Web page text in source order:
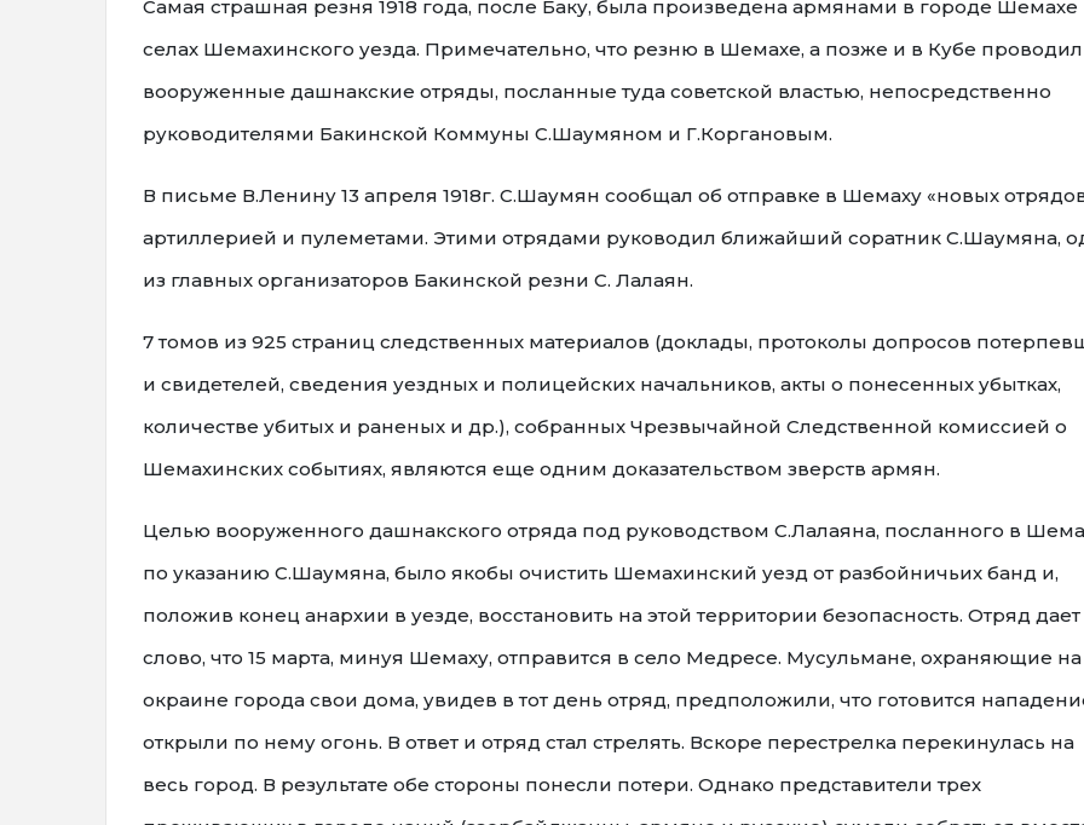
Самая страшная резня 1918 года, после Баку, была произведена армянами в городе Шемахе
селах Шемахинского уезда. Примечательно, что резню в Шемахе, а позже и в Кубе
вооруженные дашнакские отряды, посланные туда советской властью, непосредственно
руководителями Бакинской Коммуны С.Шаумяном и Г.Коргановым.
В письме В.Ленину 13 апреля 1918г. С.Шаумян сообщал об отправке в Шемаху «новых
артиллерией и пулеметами. Этими отрядами руководил ближайший соратник С.Шаумяна,
из главных организаторов Бакинской резни С. Лалаян.
7 томов из 925 страниц следственных материалов (доклады, протоколы допросов
и свидетелей, сведения уездных и полицейских начальников, акты о понесенных убытках,
количестве убитых и раненых и др.), собранных Чрезвычайной Следственной комиссией о
Шемахинских событиях, являются еще одним доказательством зверств армян.
Целью вооруженного дашнакского отряда под руководством С.Лалаяна, посланного в
по указанию С.Шаумяна, было якобы очистить Шемахинский уезд от разбойничьих банд и,
положив конец анархии в уезде, восстановить на этой территории безопасность. Отряд дает
слово, что 15 марта, минуя Шемаху, отправится в село Медресе. Мусульмане, охраняющие на
окраине города свои дома, увидев в тот день отряд, предположили, что готовится
открыли по нему огонь. В ответ и отряд стал стрелять. Вскоре перестрелка перекинулась на
весь город. В результате обе стороны понесли потери. Однако представители трех